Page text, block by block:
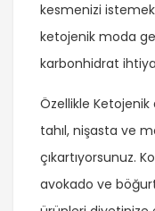
kesmenizi
ketojenik moda
karbonhidrat
Özellikle Ketojenik
tahıl, nişasta ve
çıkartıyorsunuz.
avokado ve